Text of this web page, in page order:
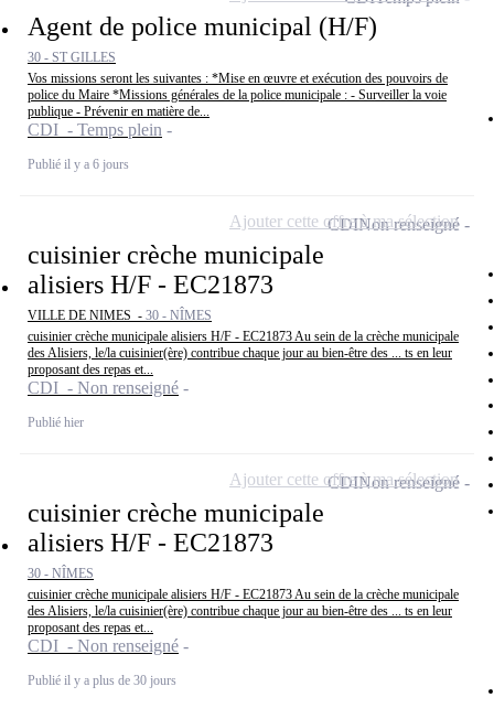
Agent de police municipal (H/F)
30 - ST GILLES
Vos missions seront les suivantes : *Mise en œuvre et exécution des pouvoirs de
police du Maire *Missions générales de la police municipale : - Surveiller la voie
publique - Prévenir en matière de...
CDI - Temps plein
Publié il y a 6 jours
cuisinier crèche municipale
alisiers H/F - EC21873
VILLE DE NIMES - 30 - NÎMES
cuisinier crèche municipale alisiers H/F - EC21873 Au sein de la crèche municipale
des Alisiers, le/la cuisinier(ère) contribue chaque jour au bien-être des ... ts en leur
proposant des repas et...
CDI - Non renseigné
Publié hier
CDINon renseigné
Ajouter cette offre à ma sélection
cuisinier crèche municipale
alisiers H/F - EC21873
30 - NÎMES
cuisinier crèche municipale alisiers H/F - EC21873 Au sein de la crèche municipale
des Alisiers, le/la cuisinier(ère) contribue chaque jour au bien-être des ... ts en leur
proposant des repas et...
CDI - Non renseigné
Publié il y a plus de 30 jours
CDINon renseigné
Ajouter cette offre à ma sélection